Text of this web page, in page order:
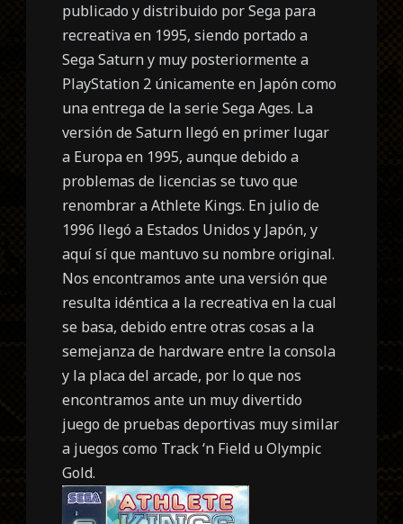
publicado y distribuido por Sega para
recreativa en 1995, siendo portado a
Sega Saturn y muy posteriormente a
PlayStation 2 únicamente en Japón como
una entrega de la serie Sega Ages. La
versión de Saturn llegó en primer lugar
a Europa en 1995, aunque debido a
problemas de licencias se tuvo que
renombrar a Athlete Kings. En julio de
1996 llegó a Estados Unidos y Japón, y
aquí sí que mantuvo su nombre original.
Nos encontramos ante una versión que
resulta idéntica a la recreativa en la cual
se basa, debido entre otras cosas a la
semejanza de hardware entre la consola
y la placa del arcade, por lo que nos
encontramos ante un muy divertido
juego de pruebas deportivas muy similar
a juegos como Track ‘n Field u Olympic
Gold.